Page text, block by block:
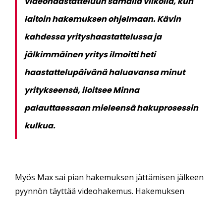
laitoin hakemuksen ohjelmaan. Kävin
kahdessa yrityshaastattelussa ja
jälkimmäinen yritys ilmoitti heti
haastattelupäivänä haluavansa minut
yritykseensä, iloitsee Minna
palauttaessaan mieleensä hakuprosessin
kulkua.
Myös Max sai pian hakemuksen jättämisen jälkeen
pyynnön täyttää videohakemus. Hakemuksen